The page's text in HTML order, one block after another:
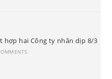
hợp hai Công ty nhân dịp 8/3